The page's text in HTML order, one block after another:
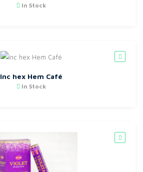
In Stock
Inc hex Hem Café
In Stock